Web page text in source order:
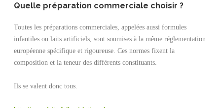
Quelle préparation commerciale choisir ?
Toutes les préparations commerciales, appelées aussi formules
infantiles ou laits artificiels, sont soumises à la même réglementation
européenne spécifique et rigoureuse. Ces normes fixent la
composition et la teneur des différents constituants.
Ils se valent donc tous.